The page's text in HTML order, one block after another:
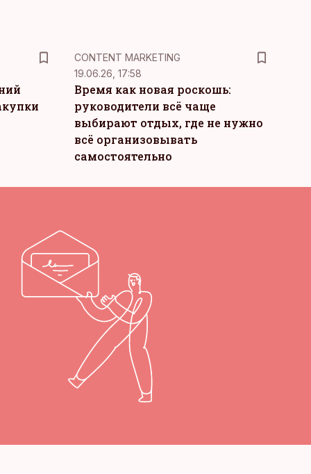
KM
CONTENT MARKETING
19.06.26, 17:58
Время как новая роскошь:
руководители всё чаще
выбирают отдых, где не нужно
всё организовывать
самостоятельно